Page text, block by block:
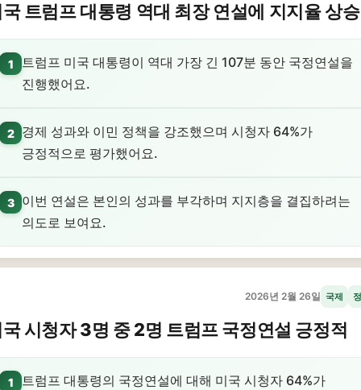
트럼프 대통령 역대 최장 연설에 지지율 상승
1
트럼프 미국 대통령이 역대 가장 긴 107분 동안 국정연설을
진행했어요.
2
경제 성과와 이민 정책을 강조했으며 시청자 64%가
긍정적으로 평가했어요.
3
이번 연설은 본인의 성과를 부각하며 지지층을 결집하려는
의도로 보여요.
2026년 2월 26일 국제
시청자 3명 중 2명 트럼프 국정연설 긍정적
1
트럼프 대통령의 국정연설에 대해 미국 시청자 64%가